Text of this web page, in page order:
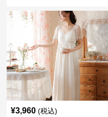
¥3,960 (税込)